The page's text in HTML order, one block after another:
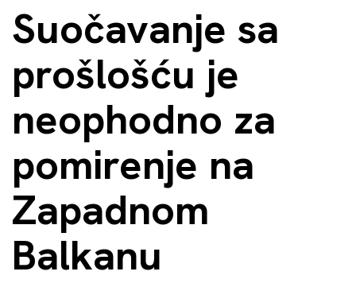
Suočavanje sa
prošlošću je
neophodno za
pomirenje na
Zapadnom
Balkanu